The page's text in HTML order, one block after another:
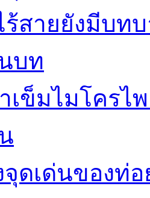
ร้สายยังมีบท
บท
เข็มไมโคร
ดเด่นของท่